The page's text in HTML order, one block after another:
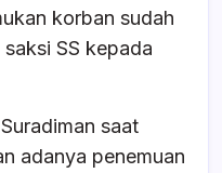
korban sudah
SS kepada
saat
adanya penemuan